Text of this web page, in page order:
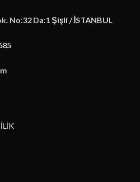
No:32 Da:1 Şişli / İSTANBUL